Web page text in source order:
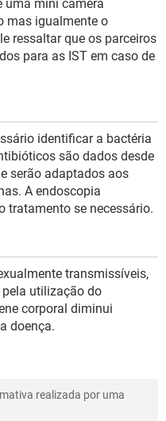
uma mini câmera
mas igualmente o
ressaltar que os parceiros
para as IST em caso de
identificar a bactéria
são dados desde
serão adaptados aos
A endoscopia
tratamento se necessário.
transmissíveis,
utilização do
corporal diminui
doença.
realizada por uma